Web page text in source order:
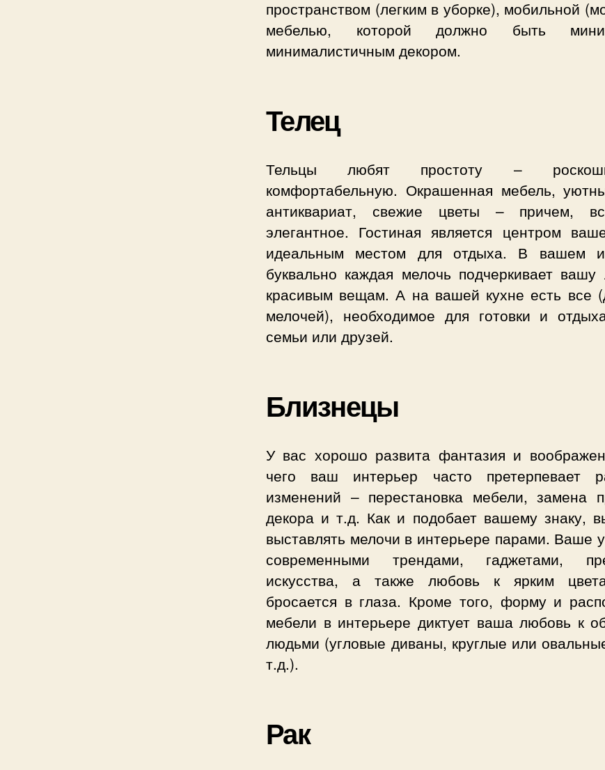
пространством (легким в уборке), мобильной
мебелью, которой должно быть
минималистичным декором.
Телец
Тельцы любят простоту –
комфортабельную. Окрашенная мебель,
антиквариат, свежие цветы – причем,
элегантное. Гостиная является центром
идеальным местом для отдыха. В вашем
буквально каждая мелочь подчеркивает
красивым вещам. А на вашей кухне есть все
мелочей), необходимое для готовки и
семьи или друзей.
Близнецы
У вас хорошо развита фантазия и
чего ваш интерьер часто претерпевает
изменений – перестановка мебели, замена
декора и т.д. Как и подобает вашему знаку,
выставлять мелочи в интерьере парами. Ваше
современными трендами, гаджетами,
искусства, а также любовь к ярким
бросается в глаза. Кроме того, форму и
мебели в интерьере диктует ваша любовь к
людьми (угловые диваны, круглые или
т.д.).
Рак